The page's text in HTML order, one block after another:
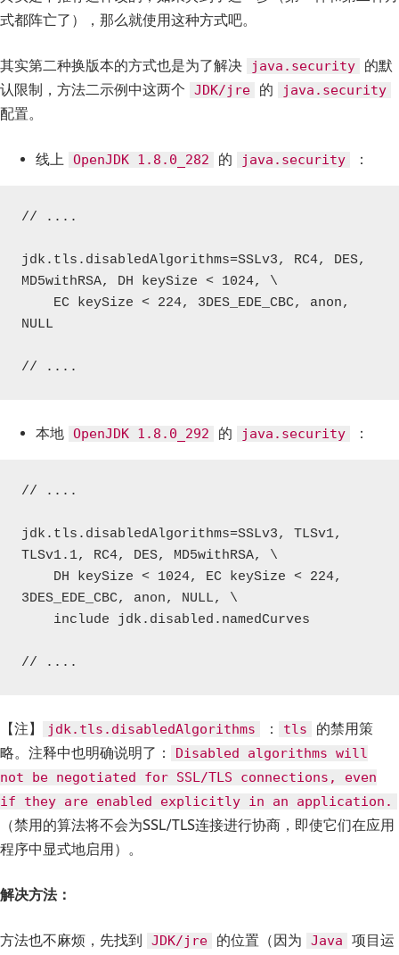
式都阵亡了），那么就使用这种方式吧。
其实第二种换版本的方式也是为了解决 java.security
的默
认限制，方法二示例中这两个
JDK/jre 的 java.security
配置。
线上 OpenJDK 1.8.0_282 的 java.security ：
// ....
jdk.tls.disabledAlgorithms=SSLv3, RC4, DES,
MD5withRSA, DH keySize < 1024, \
NULL
// ....
本地 OpenJDK 1.8.0_292 的 java.security ：
// ....
jdk.tls.disabledAlgorithms=SSLv3, TLSv1,
TLSv1.1, RC4, DES, MD5withRSA, \
3DES_EDE_CBC, anon, NULL, \
// ....
【注】 jdk.tls.disabledAlgorithms ： tls
的禁用策
略。注释中也明确说明了：
Disabled algorithms will
not be negotiated for SSL/TLS connections, even
if they are enabled explicitly in an application.
（禁用的算法将不会为SSL/TLS连接进行协商，即使它们在应用
程序中显式地启用）。
解决方法：
方法也不麻烦，先找到 JDK/jre 的位置（因为 Java
项目运